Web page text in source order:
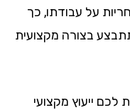
על עבודתו, כך
בצורה מקצועית
מקצועי